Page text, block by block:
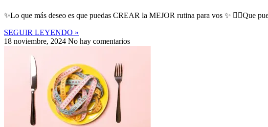
✨Lo que más deseo es que puedas CREAR la MEJOR rutina para vos ✨ 👉🏽Que
SEGUIR LEYENDO »
18 noviembre, 2024 No hay comentarios